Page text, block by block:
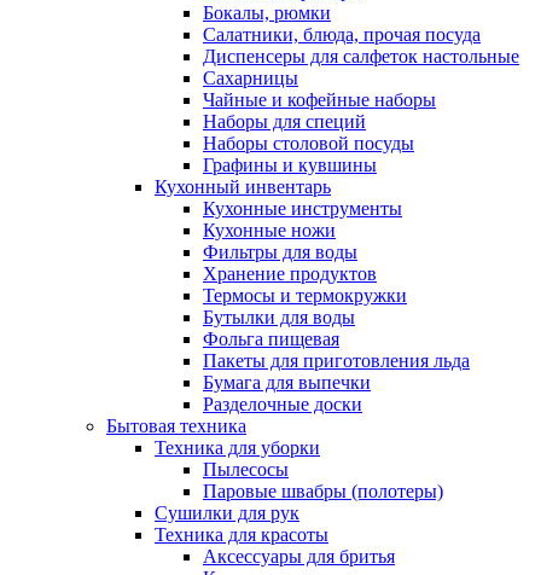
Бокалы, рюмки
Салатники, блюда, прочая посуда
Диспенсеры для салфеток настольные
Сахарницы
Чайные и кофейные наборы
Наборы для специй
Наборы столовой посуды
Графины и кувшины
Кухонный инвентарь
Кухонные инструменты
Кухонные ножи
Фильтры для воды
Хранение продуктов
Термосы и термокружки
Бутылки для воды
Фольга пищевая
Пакеты для приготовления льда
Бумага для выпечки
Разделочные доски
Бытовая техника
Техника для уборки
Пылесосы
Паровые швабры (полотеры)
Сушилки для рук
Техника для красоты
Аксессуары для бритья